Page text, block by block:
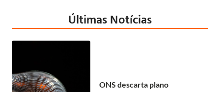
Últimas Notícias
ONS descarta plano